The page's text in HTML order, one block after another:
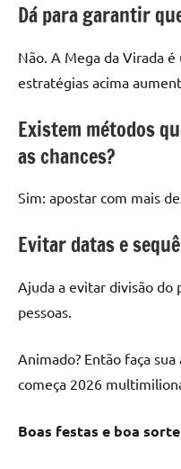
Dá para garantir
Não. A Mega da Virada
estratégias acima
Existem métodos
as chances?
Sim: apostar com mais
Evitar datas e
Ajuda a evitar divisão do
pessoas.
Animado? Então faça
começa 2026
Boas festas e boa